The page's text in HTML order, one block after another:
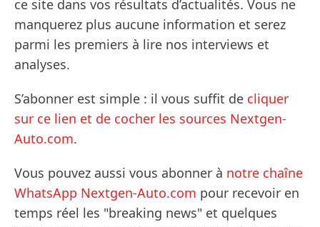
ce site dans vos résultats d’actualités. Vous ne
manquerez plus aucune information et serez
parmi les premiers à lire nos interviews et
analyses.
S’abonner est simple : il vous suffit de cliquer
sur ce lien et de cocher les sources Nextgen-
Auto.com.
Vous pouvez aussi vous abonner à notre chaîne
WhatsApp Nextgen-Auto.com pour recevoir en
temps réel les "breaking news" et quelques